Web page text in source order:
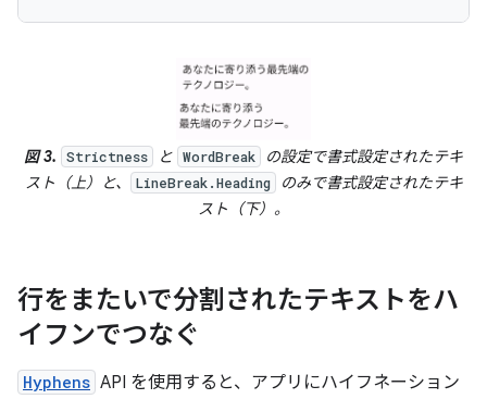
図 3. Strictness と WordBreak
の設定で書式設定されたテキ
スト（上）と、
LineBreak.Heading
のみで書式設定されたテキ
スト（下）。
行をまたいで分割されたテキストをハ
イフンでつなぐ
Hyphens API を使用すると、アプリにハイフネーション